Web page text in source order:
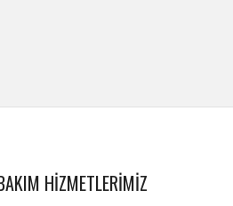
HIZMETLERIMIZ